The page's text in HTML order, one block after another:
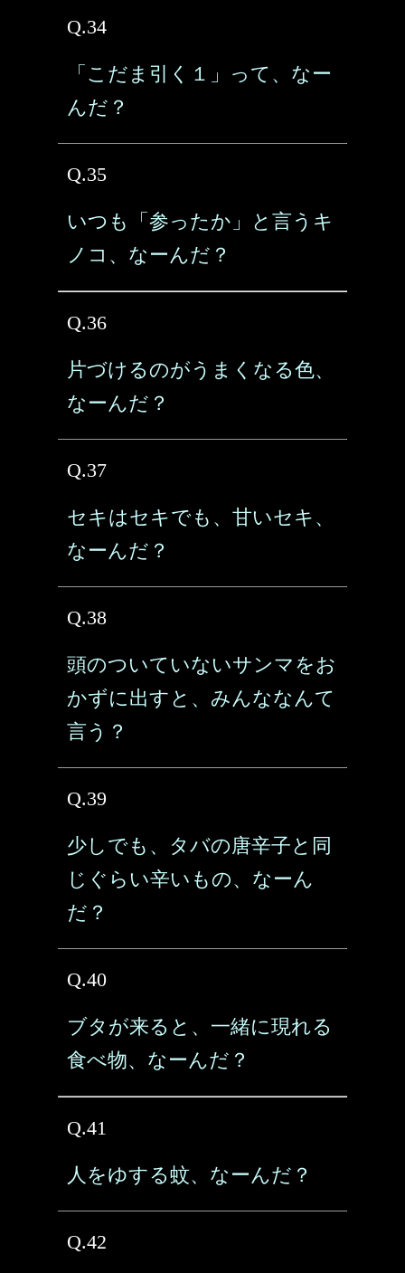
Q.34
「こだま引く１」って、なー
んだ？
Q.35
いつも「参ったか」と言うキ
ノコ、なーんだ？
Q.36
片づけるのがうまくなる色、
なーんだ？
Q.37
セキはセキでも、甘いセキ、
なーんだ？
Q.38
頭のついていないサンマをお
かずに出すと、みんななんて
言う？
Q.39
少しでも、タバの唐辛子と同
じぐらい辛いもの、なーん
だ？
Q.40
ブタが来ると、一緒に現れる
食べ物、なーんだ？
Q.41
人をゆする蚊、なーんだ？
Q.42